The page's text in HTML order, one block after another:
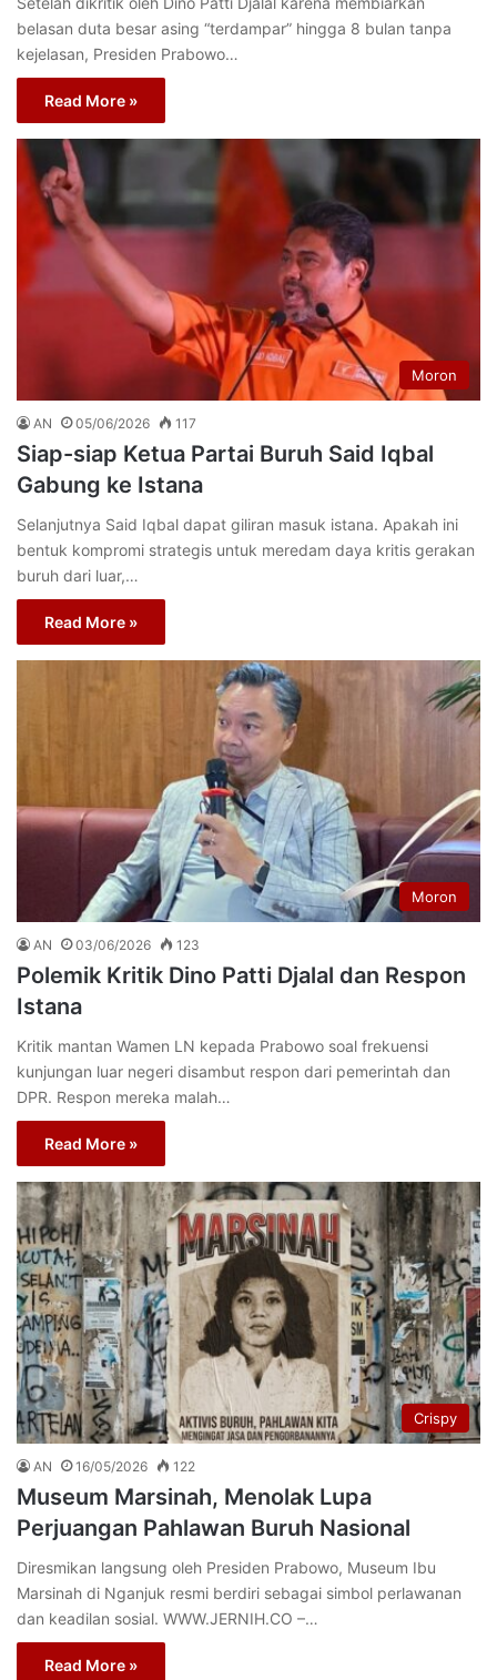
belasan duta besar asing “terdampar” hingga 8 bulan tanpa
kejelasan, Presiden Prabowo…
Read More »
Moron
AN 05/06/2026 117
Siap-siap Ketua Partai Buruh Said Iqbal
Gabung ke Istana
Selanjutnya Said Iqbal dapat giliran masuk istana. Apakah ini
bentuk kompromi strategis untuk meredam daya kritis gerakan
buruh dari luar,…
Read More »
Moron
AN 03/06/2026 123
Polemik Kritik Dino Patti Djalal dan Respon
Istana
Kritik mantan Wamen LN kepada Prabowo soal frekuensi
kunjungan luar negeri disambut respon dari pemerintah dan
DPR. Respon mereka malah…
Read More »
Crispy
AN 16/05/2026 122
Museum Marsinah, Menolak Lupa
Perjuangan Pahlawan Buruh Nasional
Diresmikan langsung oleh Presiden Prabowo, Museum Ibu
Marsinah di Nganjuk resmi berdiri sebagai simbol perlawanan
dan keadilan sosial. WWW.JERNIH.CO –…
Read More »